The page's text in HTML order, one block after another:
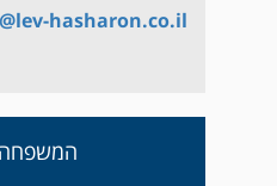
hasharon.co.il
המשפחה